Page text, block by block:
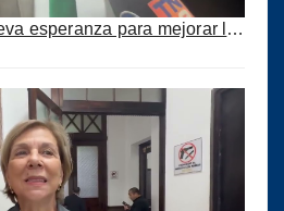
Se despierta una nueva esperanza para mejorar los puertos del país